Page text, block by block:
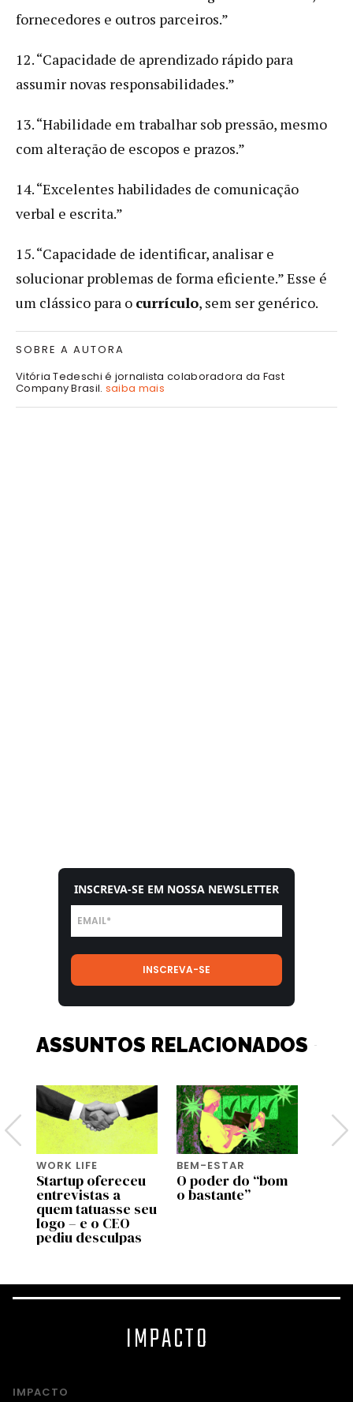
fornecedores e outros parceiros.”
12. “Capacidade de aprendizado rápido para
assumir novas responsabilidades.”
13. “Habilidade em trabalhar sob pressão, mesmo
com alteração de escopos e prazos.”
14. “Excelentes habilidades de comunicação
verbal e escrita.”
15. “Capacidade de identificar, analisar e
solucionar problemas de forma eficiente.” Esse é
um clássico para o currículo, sem ser genérico.
SOBRE A AUTORA
Vitória Tedeschi é jornalista colaboradora da Fast
Company Brasil. saiba mais
INSCREVA-SE EM NOSSA NEWSLETTER
ASSUNTOS RELACIONADOS
WORK LIFE
Startup ofereceu
entrevistas a
quem tatuasse seu
logo – e o CEO
pediu desculpas
BEM-ESTAR
O poder do “bom
o bastante”
IMPACTO
IMPACTO